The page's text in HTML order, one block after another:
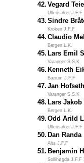
42. Vegard Teie
Ullensaker J.F.F
43. Sindre
Kroken J.F.F
44. Claudio
Bergen L.K.
45. Lars Emil
Varanger S.S.K
46. Kenneth
Bærum J.F.F
47. Jan Hofseth
Varanger S.S.K
48. Lars
Bergen L.K.
49. Odd Arild
Ullensaker J.F.F
50. Dan Randa
Alta J.F.F
51. Benjamin
Sollihøgda J.F.F